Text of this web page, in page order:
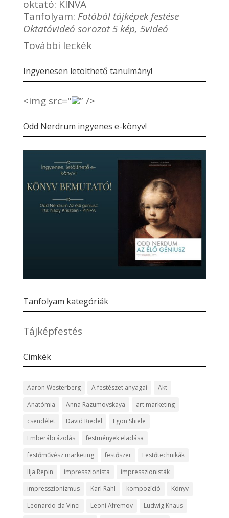
oktató: KINVA
Tanfolyam: Fotóból tájképek festése
Oktatóvideó sorozat 5 kép, 5videó
További leckék
Ingyenesen letölthető tanulmány!
<img src=" ” />
Odd Nerdrum ingyenes e-könyv!
Tanfolyam kategóriák
Tájképfestés
Cimkék
Aaron Westerberg A festészet anyagai
Akt
Anatómia
Anna Razumovskaya
art marketing
csendélet
David Riedel
Egon Shiele
Emberábrázolás
festmények eladása
festőművész marketing
festőszer
Festőtechnikák
Ilja Repin
impresszionista
impresszionisták
impresszionizmus
Karl Rahl kompozíció
Könyv
Leonardo da Vinci
Leoni Afremov
Ludwig Knaus